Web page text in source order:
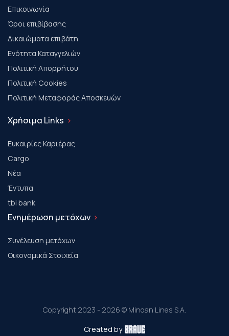
Επικοινωνία
Όροι επιβίβασης
Δικαιώματα επιβάτη
Ενότητα Καταγγελιών
Πολιτική Απορρήτου
Πολιτική Cookies
Πολιτική Μεταφοράς Αποσκευών
Χρήσιμα Links
Ευκαιρίες Καριέρας
Cargo
Νέα
Έντυπα
tbi bank
Ενημέρωση μετόχων
Συνέλευση μετόχων
Οικονομικά Στοιχεία
Copyright 2023 - 2026 © Minoan Lines S.A.
Created by